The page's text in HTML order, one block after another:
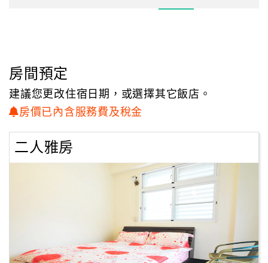
圖
顧
客
務
房間預定
建議您更改住宿日期，或選擇其它飯店。
房價已內含服務費及稅金
二人雅房